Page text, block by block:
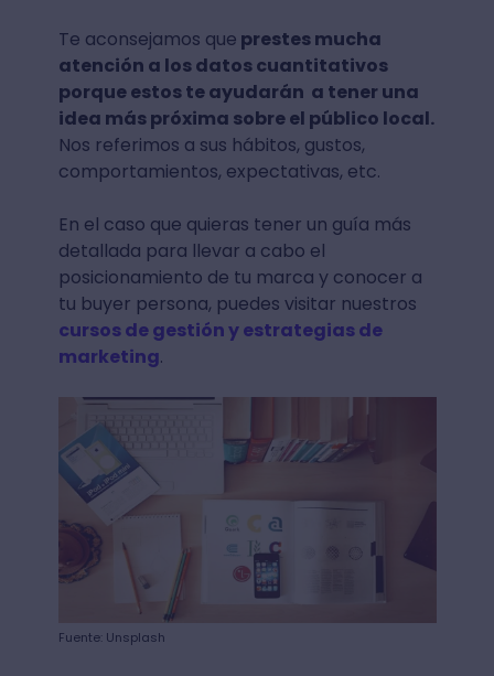
Te aconsejamos que prestes mucha
atención a los datos cuantitativos
porque estos te ayudarán a tener una
idea más próxima sobre el público local.
Nos referimos a sus hábitos, gustos,
comportamientos, expectativas, etc.
En el caso que quieras tener un guía más
detallada para llevar a cabo el
posicionamiento de tu marca y conocer a
tu buyer persona, puedes visitar nuestros
cursos de gestión y estrategias de
marketing.
Fuente: Unsplash